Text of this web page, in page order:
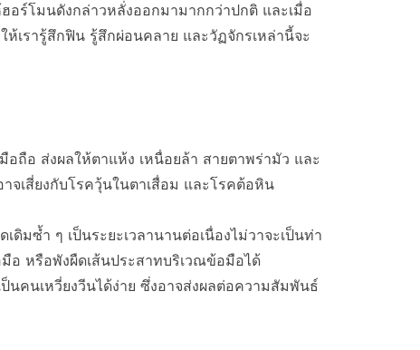
อร์โมนดังกล่าวหลั่งออกมามากกว่าปกติ และเมื่อ
เรารู้สึกฟิน รู้สึกผ่อนคลาย และวัฏจักรเหล่านี้จะ
อถือ ส่งผลให้ตาแห้ง เหนื่อยล้า สายตาพร่ามัว และ
จเสี่ยงกับโรควุ้นในตาเสื่อม และโรคต้อหิน
มซ้ำ ๆ เป็นระยะเวลานานต่อเนื่องไม่วาจะเป็นท่า
อ หรือพังผืดเส้นประสาทบริเวณข้อมือได้
นคนเหวี่ยงวีนได้ง่าย ซึ่งอาจส่งผลต่อความสัมพันธ์